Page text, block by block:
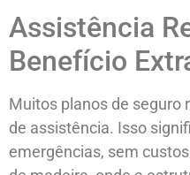
Assistência
Benefício
Muitos planos de seguro
de assistência. Isso
emergências, sem